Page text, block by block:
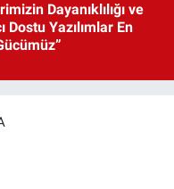
Dayanıklılığı ve
Dostu Yazılımlar En